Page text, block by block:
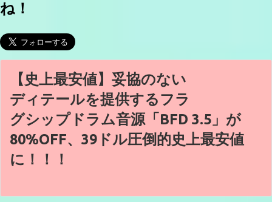
ね！
【史上最安値】妥協のない
ディテールを提供するフラ
グシップドラム音源「BFD 3.5」が
80%OFF、39ドル圧倒的史上最安値
に！！！